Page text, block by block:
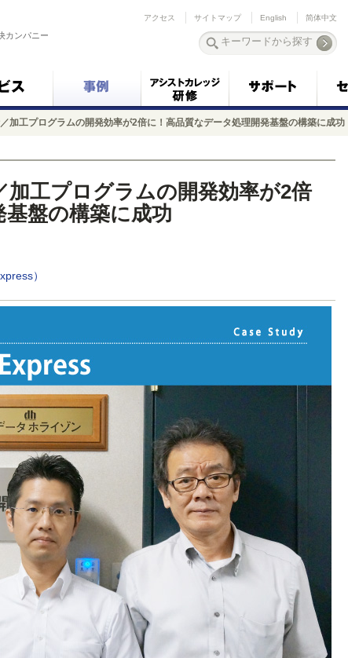
カンパニー
アクセス サイトマップ English 简体中文
加工プログラムの開発効率が2倍に！高品質なデータ処理開発基盤の構築に成功
工プログラムの開発効率が2倍
盤の構築に成功
）